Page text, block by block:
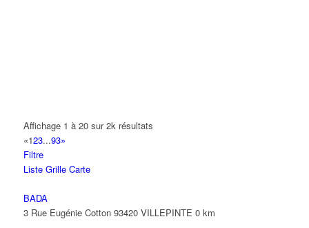
ABBAOUI TOUFIK
10 Allée Georges Gershwin 93420 VILLEPINTE
ABBES SARAH
Affichage 1 à 20 sur 2k résultats
«123...93»
Filtre
Liste Grille Carte
BADA
3 Rue Eugénie Cotton 93420 VILLEPINTE 0 km